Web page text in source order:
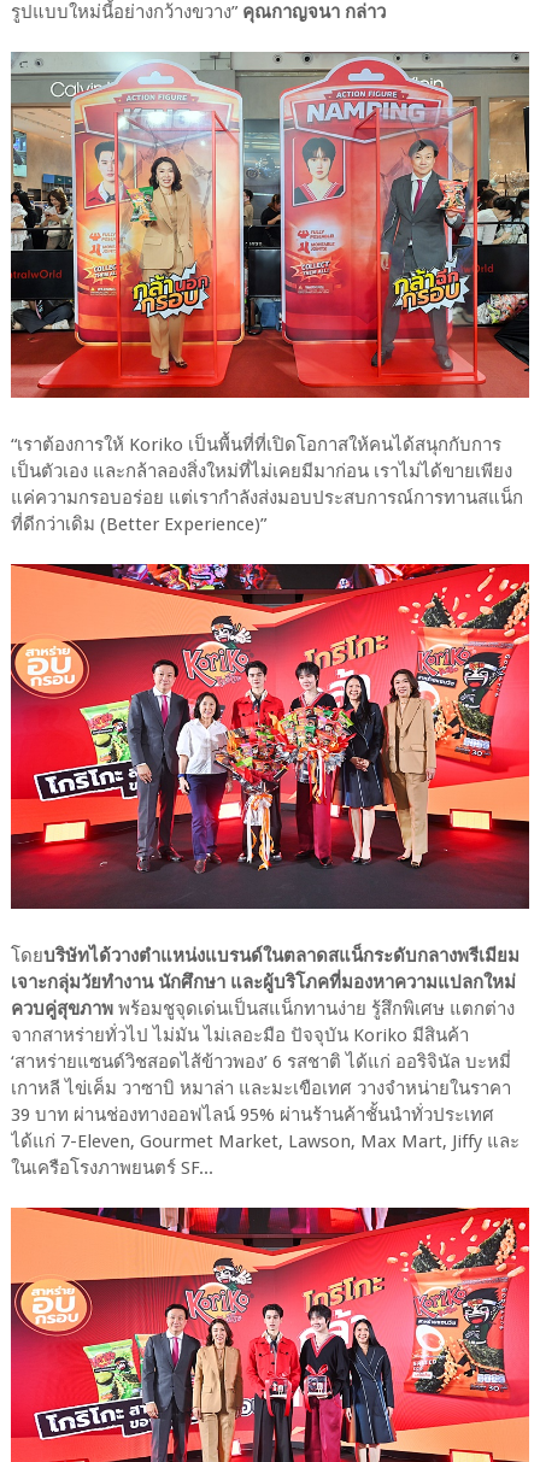
รูปแบบใหม่นี้อย่างกว้างขวาง” คุณกาญจนา กล่าว
“เราต้องการให้ Koriko เป็นพื้นที่ที่เปิดโอกาสให้คนได้สนุกกับการ
เป็นตัวเอง และกล้าลองสิ่งใหม่ที่ไม่เคยมีมาก่อน เราไม่ได้ขายเพียง
แค่ความกรอบอร่อย แต่เรากำลังส่งมอบประสบการณ์การทานสแน็ก
ที่ดีกว่าเดิม (Better Experience)”
โดยบริษัทได้วางตำแหน่งแบรนด์ในตลาดสแน็กระดับกลางพรีเมียม
เจาะกลุ่มวัยทำงาน นักศึกษา และผู้บริโภคที่มองหาความแปลกใหม่
ควบคู่สุขภาพ พร้อมชูจุดเด่นเป็นสแน็กทานง่าย รู้สึกพิเศษ แตกต่าง
จากสาหร่ายทั่วไป ไม่มัน ไม่เลอะมือ ปัจจุบัน Koriko มีสินค้า
‘สาหร่ายแซนด์วิชสอดไส้ข้าวพอง’ 6 รสชาติ ได้แก่ ออริจินัล บะหมี่
เกาหลี ไข่เค็ม วาซาบิ หมาล่า และมะเขือเทศ วางจำหน่ายในราคา
39 บาท ผ่านช่องทางออฟไลน์ 95% ผ่านร้านค้าชั้นนำทั่วประเทศ
ได้แก่ 7-Eleven, Gourmet Market, Lawson, Max Mart, Jiffy และ
ในเครือโรงภาพยนตร์ SF...